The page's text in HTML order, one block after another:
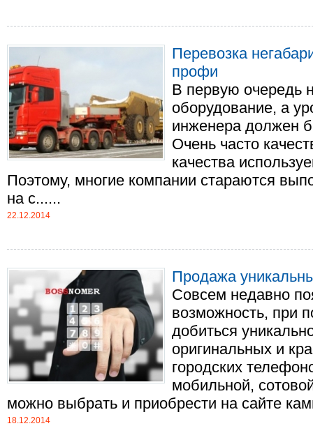
Перевозка
профи
В первую очередь
оборудование, а
инженера должен
Очень часто
качества
Поэтому, многие компании стараются
на с......
22.12.2014
Продажа
Совсем недавно
возможность, при
добиться
оригинальных и
городских
мобильной,
можно выбрать и приобрести на сайте
18.12.2014